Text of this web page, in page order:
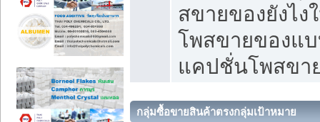
สขายของยังไ
โพสขายของแ
แคปชั่นโพสขา
กลุ่มซื้อขายสินค้าตรงกลุ่มเป้าหมาย